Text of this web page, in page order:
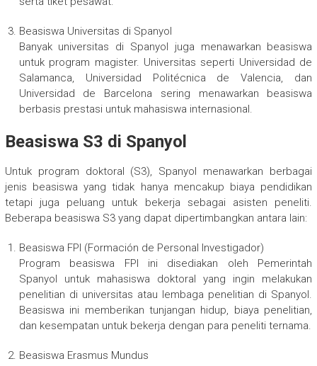
Beasiswa Universitas di Spanyol
Banyak universitas di Spanyol juga menawarkan beasiswa
untuk program magister. Universitas seperti Universidad de
Salamanca, Universidad Politécnica de Valencia, dan
Universidad de Barcelona sering menawarkan beasiswa
berbasis prestasi untuk mahasiswa internasional.
Beasiswa S3 di Spanyol
Untuk program doktoral (S3), Spanyol menawarkan berbagai
jenis beasiswa yang tidak hanya mencakup biaya pendidikan
tetapi juga peluang untuk bekerja sebagai asisten peneliti.
Beberapa beasiswa S3 yang dapat dipertimbangkan antara lain:
Beasiswa FPI (Formación de Personal Investigador)
Program beasiswa FPI ini disediakan oleh Pemerintah
Spanyol untuk mahasiswa doktoral yang ingin melakukan
penelitian di universitas atau lembaga penelitian di Spanyol.
Beasiswa ini memberikan tunjangan hidup, biaya penelitian,
dan kesempatan untuk bekerja dengan para peneliti ternama.
Beasiswa Erasmus Mundus